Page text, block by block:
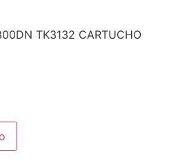
TK3132 CARTUCHO